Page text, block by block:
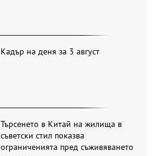
Кадър на деня за 3 август
Търсенето в Китай на жилища в
съветски стил показва
ограниченията пред съживяването